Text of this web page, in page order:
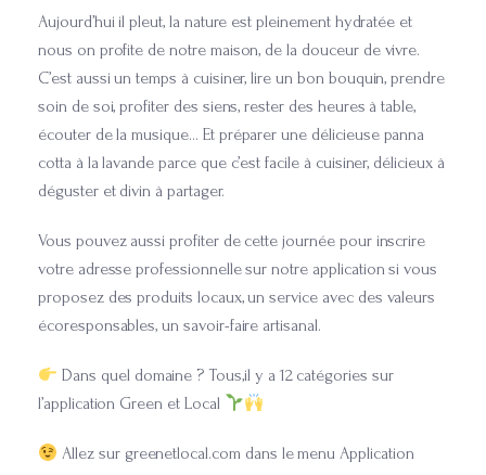
Aujourd’hui il pleut, la nature est pleinement hydratée et
nous on profite de notre maison, de la douceur de vivre.
C’est aussi un temps à cuisiner, lire un bon bouquin, prendre
soin de soi, profiter des siens, rester des heures à table,
écouter de la musique… Et préparer une délicieuse panna
cotta à la lavande parce que c’est facile à cuisiner, délicieux à
déguster et divin à partager.
Vous pouvez aussi profiter de cette journée pour inscrire
votre adresse professionnelle sur notre application si vous
proposez des produits locaux, un service avec des valeurs
écoresponsables, un savoir-faire artisanal.
Dans quel domaine ? Tous,il y a 12 catégories sur
l’application Green et Local
Allez sur greenetlocal.com dans le menu Application